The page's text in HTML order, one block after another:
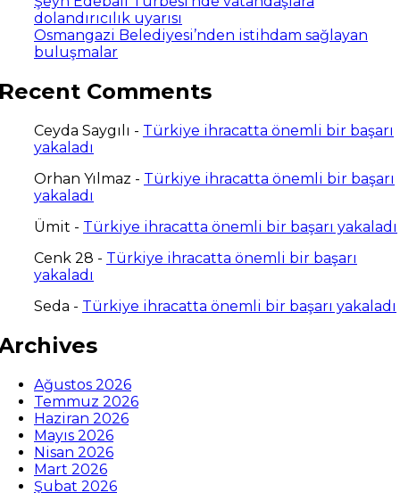
dolandırıcılık uyarısı
Osmangazi Belediyesi’nden istihdam sağlayan
buluşmalar
Comments
Ceyda Saygılı - Türkiye ihracatta önemli bir başarı
yakaladı
Orhan Yılmaz - Türkiye ihracatta önemli bir başarı
yakaladı
Ümit - Türkiye ihracatta önemli bir başarı yakaladı
Cenk 28 - Türkiye ihracatta önemli bir başarı
yakaladı
Seda - Türkiye ihracatta önemli bir başarı yakaladı
Ağustos 2026
Temmuz 2026
Haziran 2026
Mayıs 2026
Nisan 2026
Mart 2026
Şubat 2026